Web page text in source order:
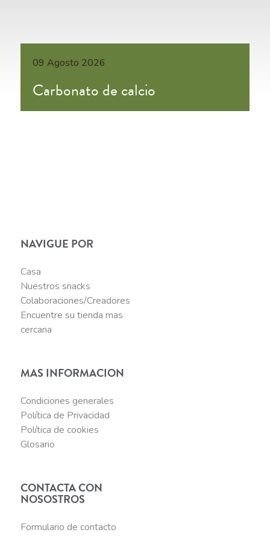
09 Agosto 2026
Carbonato de calcio
NAVIGUE POR
Casa
Nuestros snacks
Colaboraciones/Creadores
Encuentre su tienda mas
cercana
MAS INFORMACION
Condiciones generales
Política de Privacidad
Política de cookies
Glosario
CONTACTA CON
NOSOSTROS
Formulario de contacto